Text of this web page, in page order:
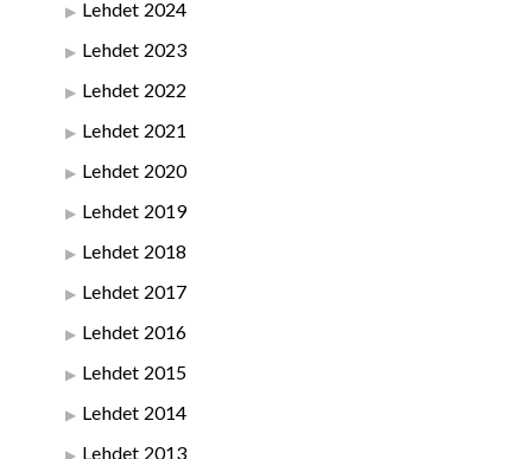
Lehdet 2024
Lehdet 2023
Lehdet 2022
Lehdet 2021
Lehdet 2020
Lehdet 2019
Lehdet 2018
Lehdet 2017
Lehdet 2016
Lehdet 2015
Lehdet 2014
Lehdet 2013